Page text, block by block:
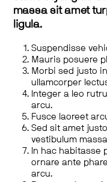
massa sit amet
ligula.
Suspendisse
Mauris posuere
Morbi sed justo
ullamcorper
Integer a leo
arcu.
Fusce laoreet
Sed sit amet
vestibulum
In hac habitasse
ornare ante
arcu.